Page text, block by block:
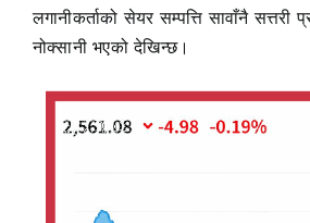
लगानीकर्ताको सेयर सम्पत्ति सावाँनै सत्तरी
नोक्सानी भएको देखिन्छ।